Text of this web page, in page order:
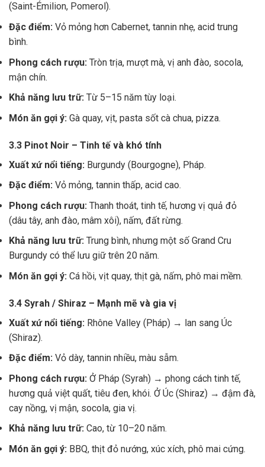
(Saint-Émilion, Pomerol).
Đặc điểm: Vỏ mỏng hơn Cabernet, tannin nhẹ, acid trung
bình.
Phong cách rượu: Tròn trịa, mượt mà, vị anh đào, socola,
mận chín.
Khả năng lưu trữ: Từ 5–15 năm tùy loại.
Món ăn gợi ý: Gà quay, vịt, pasta sốt cà chua, pizza.
3.3 Pinot Noir – Tinh tế và khó tính
Xuất xứ nổi tiếng: Burgundy (Bourgogne), Pháp.
Đặc điểm: Vỏ mỏng, tannin thấp, acid cao.
Phong cách rượu: Thanh thoát, tinh tế, hương vị quả đỏ
(dâu tây, anh đào, mâm xôi), nấm, đất rừng.
Khả năng lưu trữ: Trung bình, nhưng một số Grand Cru
Burgundy có thể lưu giữ trên 20 năm.
Món ăn gợi ý: Cá hồi, vịt quay, thịt gà, nấm, phô mai mềm.
3.4 Syrah / Shiraz – Mạnh mẽ và gia vị
Xuất xứ nổi tiếng: Rhône Valley (Pháp) → lan sang Úc
(Shiraz).
Đặc điểm: Vỏ dày, tannin nhiều, màu sẫm.
Phong cách rượu: Ở Pháp (Syrah) → phong cách tinh tế,
hương quả việt quất, tiêu đen, khói. Ở Úc (Shiraz) → đậm đà,
cay nồng, vị mận, socola, gia vị.
Khả năng lưu trữ: Cao, từ 10–20 năm.
Món ăn gợi ý: BBQ, thịt đỏ nướng, xúc xích, phô mai cứng.